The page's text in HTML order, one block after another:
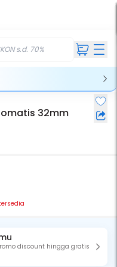
s.d. 70%
32mm
discount hingga gratis